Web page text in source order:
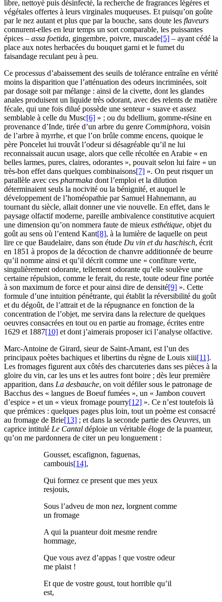
libre, nettoyé puis désinfecté, la recherche de fragrances légères et
végétales offertes à leurs virginales muqueuses. Et puisqu’on goûte
par le nez autant et plus que par la bouche, sans doute les flaveurs
connurent-elles en leur temps un sort comparable, les puissantes
épices – assa foetida, gingembre, poivre, muscade[5] – ayant cédé la
place aux notes herbacées du bouquet garni et le fumet du
faisandage reculant peu à peu.
Ce processus d’abaissement des seuils de tolérance entraîne en vérité
moins la disparition que l’atténuation des odeurs incriminées, soit
par dosage soit par mélange : ainsi de la civette, dont les glandes
anales produisent un liquide très odorant, avec des relents de matière
fécale, qui une fois dilué possède une senteur « suave et assez
semblable à celle du Musc[6] » ; ou du bdellium, gomme-résine en
provenance d’Inde, tirée d’un arbre du genre Commiphora, voisin
de l’arbre à myrrhe, et que l’on brûle comme encens, quoique le
père Poncelet lui trouvât l’odeur si désagréable qu’il ne lui
reconnaissait aucun usage, alors que celle récoltée en Arabie « en
belles larmes, pures, claires, odorantes », pouvait selon lui faire « un
très-bon effet dans quelques combinaisons[7] ». On peut risquer un
parallèle avec ces pharmaka dont l’emploi et la dilution
déterminaient seuls la nocivité ou la bénignité, et auquel le
développement de l’homéopathie par Samuel Hahnemann, au
tournant du siècle, allait donner une vie nouvelle. En effet, dans le
paysage olfactif moderne, pareille ambivalence constitutive acquiert
une dimension qu’on nommera faute de mieux esthétique, objet du
goût au sens où l’entend Kant[8], à la lumière de laquelle on peut
lire ce que Baudelaire, dans son étude Du vin et du haschisch, écrit
en 1851 à propos de la décoction de chanvre additionnée de beurre
qu’il nomme ainsi et qu’il décrit comme une « confiture verte,
singulièrement odorante, tellement odorante qu’elle soulève une
certaine répulsion, comme le ferait, du reste, toute odeur fine portée
à son maximum de force et pour ainsi dire de densité[9] ». Cette
formule d’une intuition pénétrante, qui établit la réversibilité du goût
et du dégoût, de l’attrait et de la répugnance en fonction de la
concentration de l’objet, me servira dans la relecture de quelques
oeuvres consacrées en tout ou en partie au fromage, écrites entre
1629 et 1887[10] et dont j’aimerais proposer ici l’analyse olfactive.
Marc-Antoine de Girard, sieur de Saint-Amant, est l’un des
principaux poètes bachiques et libertins du règne de Louis xiii[11].
Les fromages figurent aux côtés des charcuteries dans ses pièces à la
gloire du vin, car les uns et les autres font boire ; dès leur première
apparition, dans La desbauche, on voit défiler sous le patronage de
Bacchus des « langues de Boeuf fumées », un « Jambon couvert
d’espice » et un « vieux fromage pourry[12] ». Ce n’est toutefois là
que prémices : quelques pages plus loin, tout un poème est consacré
au fromage de Brie[13] ; et dans la seconde partie des Oeuvres, un
caprice intitulé Le Cantal déploie un véritable éloge de la puanteur,
qu’on me pardonnera de citer un peu longuement :
Gousset, escafignon, faguenas,
cambouis[14],
Qui formez ce present que mes yeux
resjouis,
Sous l’adveu de mon nez, lorgnent comme
un fromage
A qui la puanteur doit mesme rendre
hommage,
Que vous avez d’appas ! que vostre odeur
me plaist !
Et que de vostre goust, tout horrible qu’il
est,